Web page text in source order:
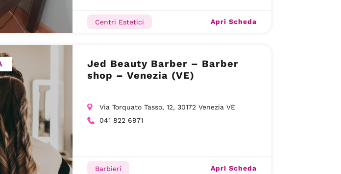
Centri Estetici Apri Scheda
Jed Beauty Barber – Barber
shop – Venezia (VE)
Via Torquato Tasso, 12, 30172 Venezia VE
041 822 6971
Barbieri Apri Scheda